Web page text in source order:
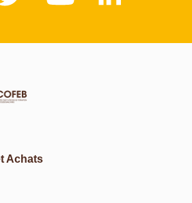
Achats